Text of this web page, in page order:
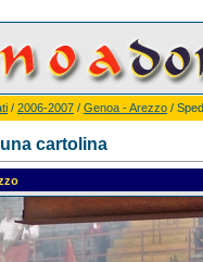
/ 2006-2007 / Genoa - Arezzo /
cartolina